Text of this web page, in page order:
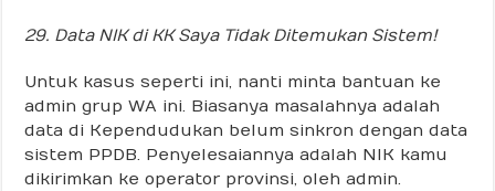
29. Data NIK di KK Saya Tidak Ditemukan Sistem!
Untuk kasus seperti ini, nanti minta bantuan ke
admin grup WA ini. Biasanya masalahnya adalah
data di Kependudukan belum sinkron dengan data
sistem PPDB. Penyelesaiannya adalah NIK kamu
dikirimkan ke operator provinsi, oleh admin.